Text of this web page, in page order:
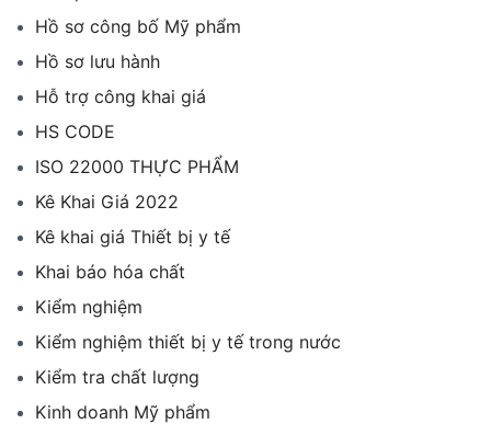
Hồ sơ công bố Mỹ phẩm
Hồ sơ lưu hành
Hỗ trợ công khai giá
HS CODE
ISO 22000 THỰC PHẨM
Kê Khai Giá 2022
Kê khai giá Thiết bị y tế
Khai báo hóa chất
Kiểm nghiệm
Kiểm nghiệm thiết bị y tế trong nước
Kiểm tra chất lượng
Kinh doanh Mỹ phẩm